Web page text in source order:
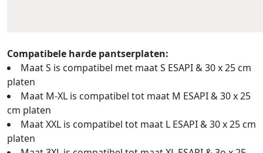
Compatibele harde pantserplaten:
Maat S is compatibel met maat S ESAPI & 30 x 25 cm
platen
Maat M-XL is compatibel tot maat M ESAPI & 30 x 25
cm platen
Maat XXL is compatibel tot maat L ESAPI & 30 x 25 cm
platen